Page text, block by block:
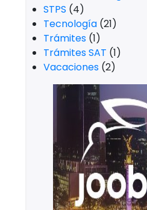
STPS (4)
Tecnología (21)
Trámites (1)
Trámites SAT (1)
Vacaciones (2)